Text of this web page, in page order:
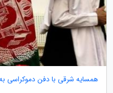
همسایه شرقی با دفن